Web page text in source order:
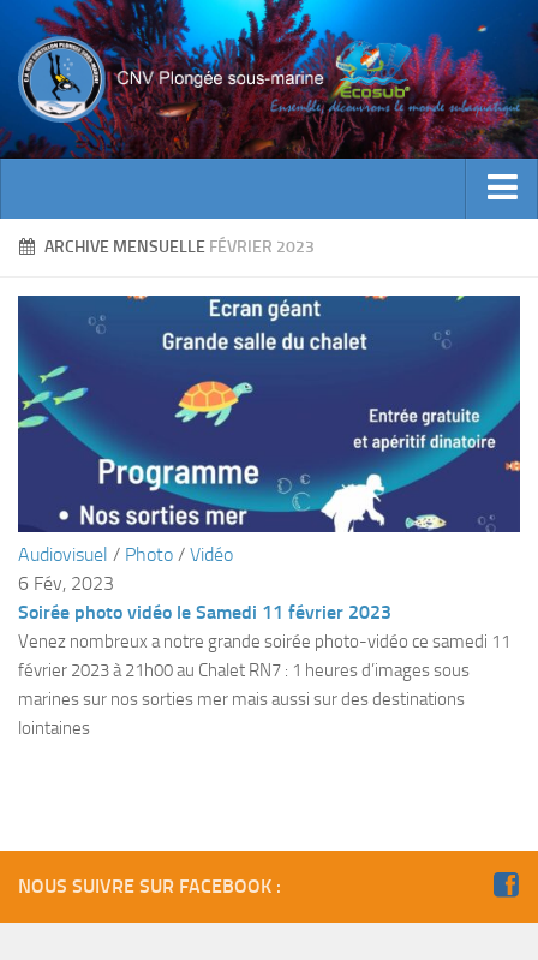
ACTUALITES
INFOS CNV
Bienvenue
Documents utiles
Encadrement
Historique
ECOLE DE PLONGEE
Jeune plongeur
Maintien des acquis
Guide de palanquée N4
ARCHIVE MENSUELLE FÉVRIER 2023
Audiovisuel / Photo / Vidéo
6 Fév, 2023
Soirée photo vidéo le Samedi 11 février 2023
Venez nombreux a notre grande soirée photo-vidéo ce samedi 11
février 2023 à 21h00 au Chalet RN7 : 1 heures d’images sous
marines sur nos sorties mer mais aussi sur des destinations
lointaines
NOUS SUIVRE SUR FACEBOOK :